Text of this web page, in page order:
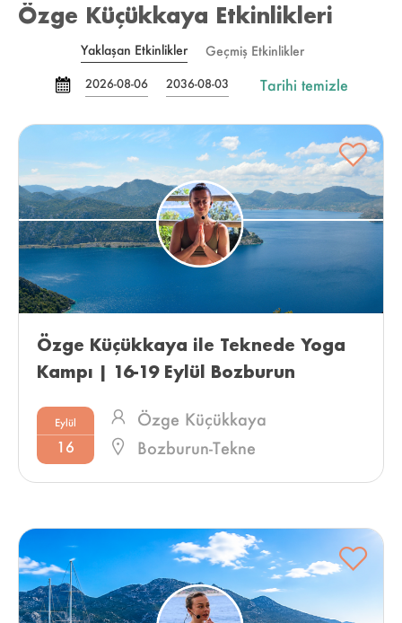
Özge Küçükkaya Etkinlikleri
Yaklaşan Etkinlikler Geçmiş Etkinlikler
2026-08-06 2036-08-03 Tarihi temizle
Özge Küçükkaya ile Teknede Yoga
Kampı | 16-19 Eylül Bozburun
Eylül
16
Özge Küçükkaya
Bozburun-Tekne